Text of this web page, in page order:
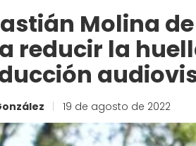
Molina
reducir la
19 de agosto de 2022